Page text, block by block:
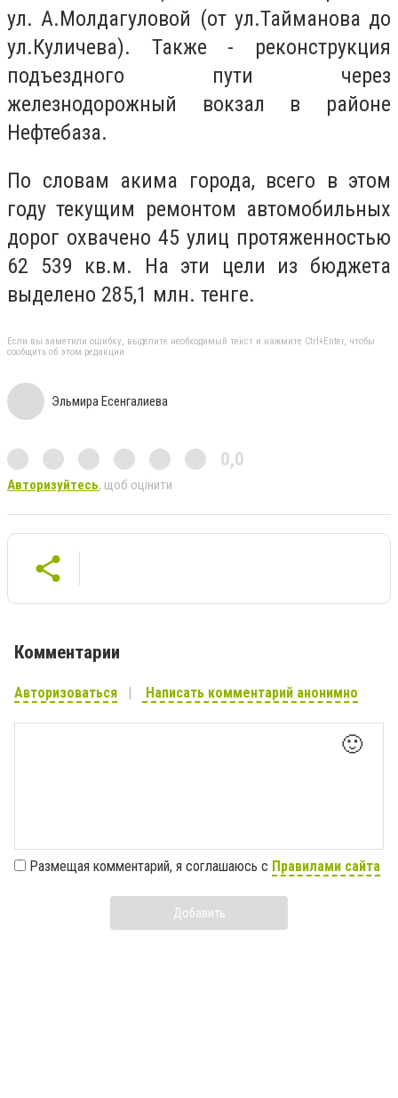
ул. А.Молдагуловой (от ул.Тайманова до
ул.Куличева). Также - реконструкция
подъездного пути через
железнодорожный вокзал в районе
Нефтебаза.
По словам акима города, всего в этом​
году текущим ремонтом автомобильных
дорог охвачено 45 улиц протяженностью
62 539 кв.м. На эти цели из бюджета
выделено 285,1 млн. тенге.
Если вы заметили ошибку, выделите необходимый текст и нажмите Ctrl+Enter, чтобы
сообщить об этом редакции
Эльмира Есенгалиева
0,0
Авторизуйтесь, щоб оцінити
Комментарии
Авторизоваться Написать комментарий анонимно
🙂
Размещая комментарий, я соглашаюсь с Правилами сайта
Добавить